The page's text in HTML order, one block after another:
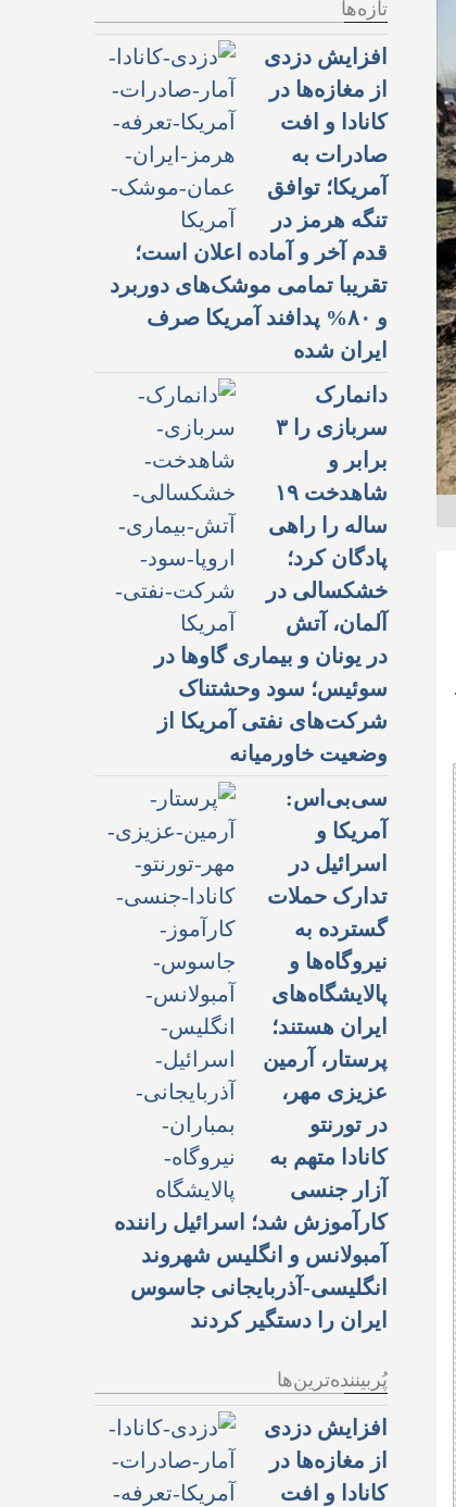
تازه‌ها
افزایش دزدی
از مغازه‌ها در
کانادا و افت
صادرات به
آمریکا؛ توافق
تنگه هرمز در
قدم آخر و آماده اعلان است؛
تقریبا تمامی موشک‌های دوربرد
و ۸۰% پدافند آمریکا صرف
ایران شده
دانمارک
سربازی را ۳
برابر و
شاهدخت ۱۹
ساله را راهی
پادگان کرد؛
خشکسالی در
آلمان، آتش
در یونان و بیماری گاوها در
سوئیس؛ سود وحشتناک
شرکت‌های نفتی آمریکا از
وضعیت خاورمیانه
سی‌بی‌اس:
آمریکا و
اسرائیل در
تدارک حملات
گسترده به
نیروگاه‌ها و
پالایشگاه‌های
ایران هستند؛
پرستار، آرمین
عزیزی مهر،
در تورنتو
کانادا متهم به
آزار جنسی
کارآموزش شد؛ اسرائیل راننده
آمبولانس و انگلیس شهروند
انگلیسی-آذربایجانی جاسوس
ایران را دستگیر کردند
پُربیننده‌ترین‌ها
افزایش دزدی
از مغازه‌ها در
کانادا و افت